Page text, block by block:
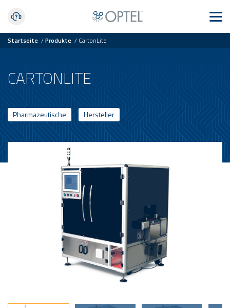
Startseite /Produkte / CartonLite
CARTONLITE
Pharmazeutische Hersteller